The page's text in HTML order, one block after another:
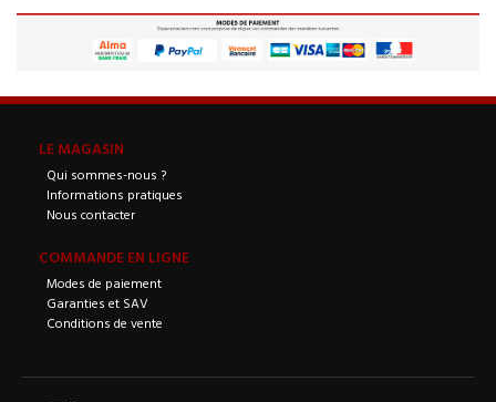
LE MAGASIN
Qui sommes-nous ?
Informations pratiques
Nous contacter
COMMANDE EN LIGNE
Modes de paiement
Garanties et SAV
Conditions de vente